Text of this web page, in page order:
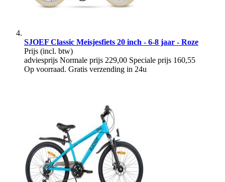
SJOEF Classic Meisjesfiets 20 inch - 6-8 jaar - Roze
Prijs (incl. btw)
adviesprijs Normale prijs 229,00 Speciale prijs 160,55
Op voorraad. Gratis verzending in 24u